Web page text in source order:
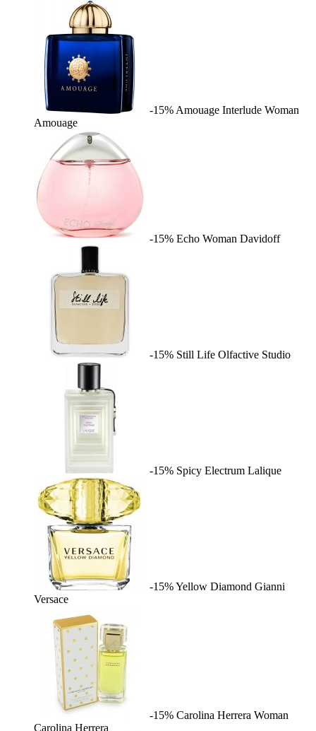
-15% Amouage Interlude Woman
Amouage
-15% Echo Woman Davidoff
-15% Still Life Olfactive Studio
-15% Spicy Electrum Lalique
-15%Yellow Diamond Gianni
Versace
-15% Carolina Herrera Woman
Carolina Herrera